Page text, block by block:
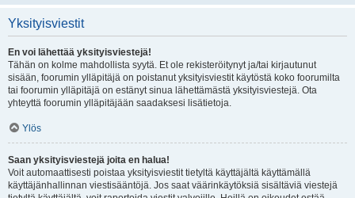
Yksityisviestit
En voi lähettää yksityisviestejä!
Tähän on kolme mahdollista syytä. Et ole rekisteröitynyt ja/tai kirjautunut
sisään, foorumin ylläpitäjä on poistanut yksityisviestit käytöstä koko foorumilta
tai foorumin ylläpitäjä on estänyt sinua lähettämästä yksityisviestejä. Ota
yhteyttä foorumin ylläpitäjään saadaksesi lisätietoja.
Ylös
Saan yksityisviestejä joita en halua!
Voit automaattisesti poistaa yksityisviestit tietyltä käyttäjältä käyttämällä
käyttäjänhallinnan viestisääntöjä. Jos saat väärinkäytöksiä sisältäviä viestejä